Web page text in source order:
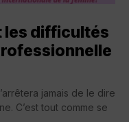
les difficultés
jamais de le dire
C’est tout comme se